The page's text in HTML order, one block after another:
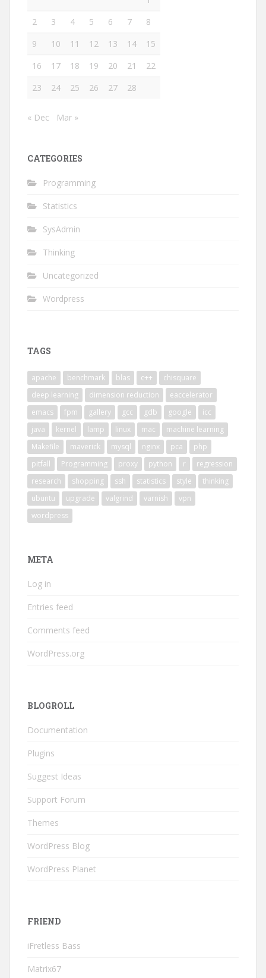
2
3 4 5 6 7
8
9
10 11 12 13 14
15
16
17 18 19 20 21
22
23
24 25 26 27 28
« Dec Mar »
CATEGORIES
Programming
Statistics
SysAdmin
Thinking
Uncategorized
Wordpress
TAGS
apache benchmark blas c++
chisquare
deep learning
dimension reduction
eaccelerator
emacs
fpm gallery gcc gdb google
icc
java
kernel lamp linux mac
machine learning
Makefile
maverick mysql nginx pca
php
pitfall
Programming proxy python r
regression
research
shopping ssh statistics style
thinking
ubuntu
upgrade valgrind varnish
vpn
wordpress
META
Log in
Entries feed
Comments feed
WordPress.org
BLOGROLL
Documentation
Plugins
Suggest Ideas
Support Forum
Themes
WordPress Blog
WordPress Planet
FRIEND
iFretless Bass
Matrix67